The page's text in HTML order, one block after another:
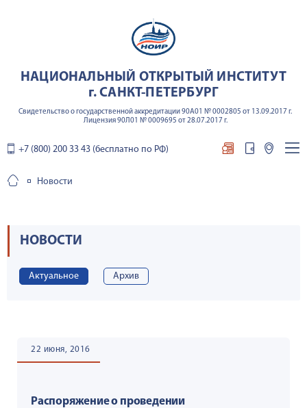
НАЦИОНАЛЬНЫЙ ОТКРЫТЫЙ ИНСТИТУТ
г. САНКТ-ПЕТЕРБУРГ
Свидетельство о государственной аккредитации 90А01 № 0002805 от 13.09.2017 г.
Лицензия 90Л01 № 0009695 от 28.07.2017 г.
+7 (800) 200 33 43 (бесплатно по РФ)
Новости
НОВОСТИ
Актуальное Архив
Распоряжение о проведении
22 июня, 2016